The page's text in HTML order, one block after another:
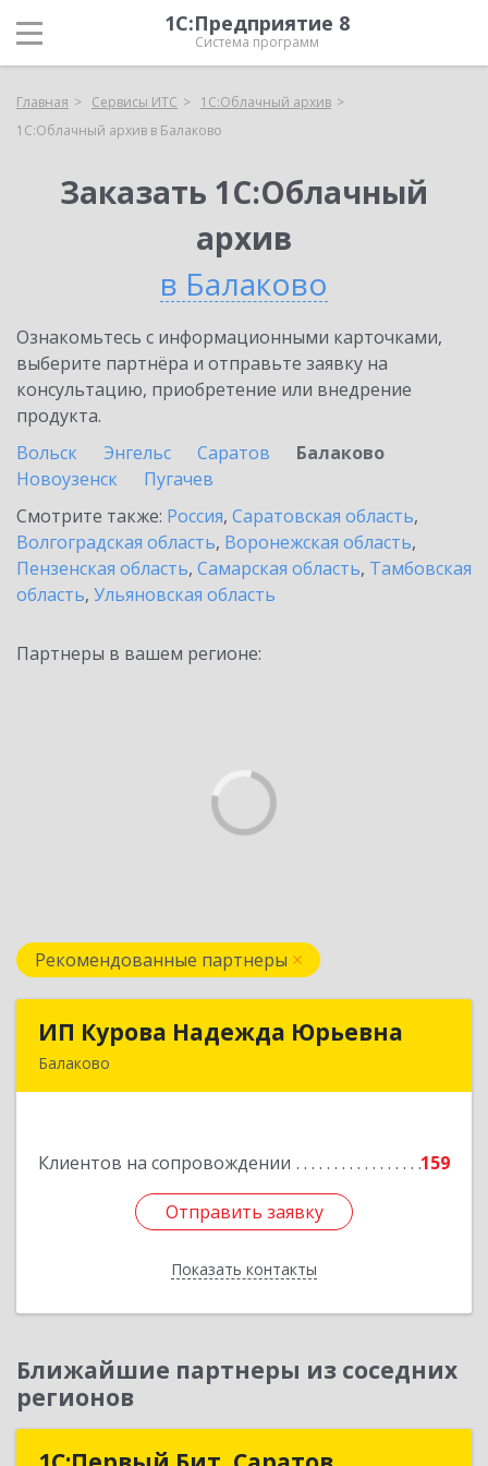
1С:Предприятие 8
Система программ
Главная Сервисы ИТС
1С:Облачный архив
1С:Облачный архив в Балаково
Заказать 1С:Облачный
архив
в Балаково
Ознакомьтесь с информационными карточками,
выберите партнёра и отправьте заявку на
консультацию, приобретение или внедрение
продукта.
Вольск
Энгельс Саратов
Балаково
Новоузенск
Пугачев
Смотрите также: Россия, Саратовская область,
Волгоградская область, Воронежская область,
Пензенская область, Самарская область, Тамбовская
область, Ульяновская область
Партнеры в вашем регионе:
Рекомендованные партнеры
ИП Курова Надежда Юрьевна
Балаково
Клиентов на сопровождении 159
Отправить заявку
Показать контакты
ИП Курова Надежда Юрьевна
Подробнее
Отправить заявку
Назад
Ближайшие партнеры из соседних
регионов